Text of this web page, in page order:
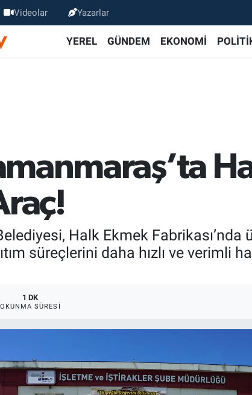
Videolar Yazarlar
YEREL GÜNDEM EKONOMİ
Halk Ekmek
süreçlerini daha hızlı ve verimli
1 DK
OKUNMA SÜRESI